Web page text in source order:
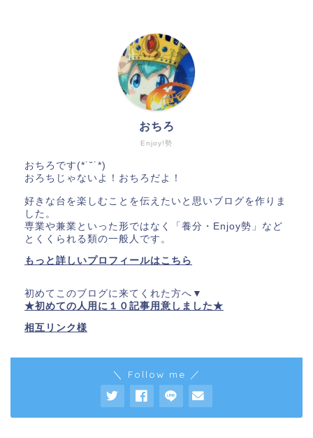
Enjoy!勢
おちろ
おちろです(*˙˘˙*)
おろちじゃないよ！おちろだよ！
好きな台を楽しむことを伝えたいと思いブログを作りま
した。
専業や兼業といった形ではなく「養分・Enjoy勢」など
とくくられる類の一般人です。
もっと詳しいプロフィールはこちら
初めてこのブログに来てくれた方へ▼
★初めての人用に１０記事用意しました★
相互リンク様
＼ Follow me ／